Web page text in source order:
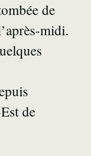
de
midi.
de